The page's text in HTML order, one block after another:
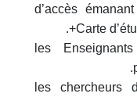
d’accès
+Carte
les Enseignants
les chercheurs